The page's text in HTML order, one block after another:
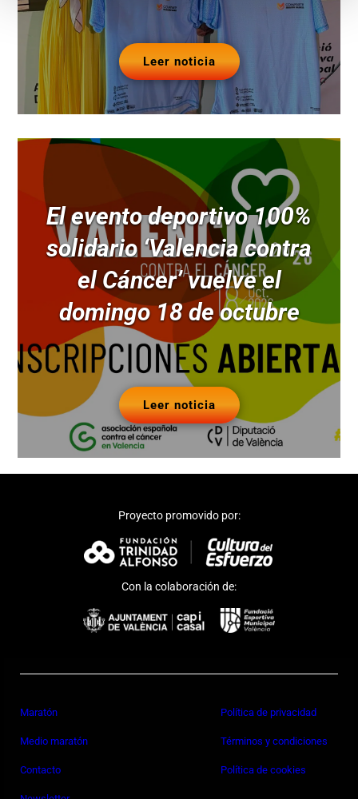
Leer noticia
El evento deportivo 100%
solidario ‘Valencia contra
el Cáncer’ vuelve el
domingo 18 de octubre
Leer noticia
Proyecto promovido por:
Con la colaboración de:
Maratón
Medio maratón
Contacto
Política de privacidad
Términos y condiciones
Política de cookies